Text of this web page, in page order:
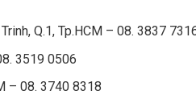
Q.1, Tp.HCM – 08. 3837
3519 0506
– 08. 3740 8318